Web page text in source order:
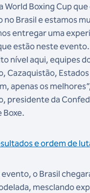
World Boxing Cup
no Brasil e estamos
entregar uma
estão neste
nível aqui, equipes
Cazaquistão,
apenas os
presidente da
Boxe.
e ordem de
o Brasil
mesclando